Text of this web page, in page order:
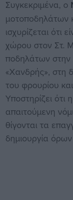
Συγκεκριμένα, ο
μοτοποδηλάτων
ισχυρίζεται ότι
χώρου στον Στ.
ποδηλάτων στην
«Χανδρής», στη
του φρουρίου
Υποστηρίζει ότι
απαιτούμενη
θίγονται τα
δημιουργία